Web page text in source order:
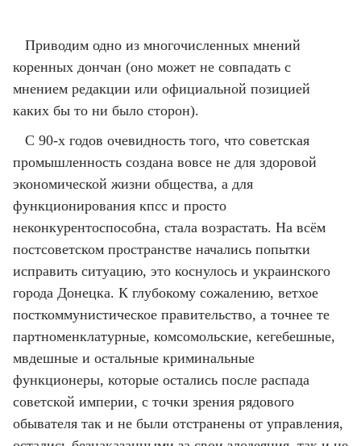
Приводим одно из многочисленных мнений
коренных дончан (оно может не совпадать с
мнением редакции или официальной позицией
каких бы то ни было сторон).
С 90-х годов очевидность того, что советская
промышленность создана вовсе не для здоровой
экономической жизни общества, а для
функционирования кпсс и просто
неконкурентоспособна, стала возрастать. На всём
постсоветском пространстве начались попытки
исправить ситуацию, это коснулось и украинского
города Донецка. К глубокому сожалению, ветхое
посткоммунистическое правительство, а точнее те
партноменклатурные, комсомольские, кегебешные,
мвдешные и остальные криминальные
функционеры, которые остались после распада
советской империи, с точки зрения рядового
обывателя так и не были отстранены от управления,